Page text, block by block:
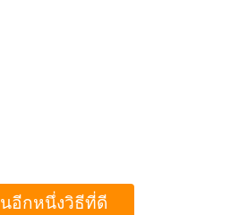
นอีกหนึ่งวิธีที่ดี